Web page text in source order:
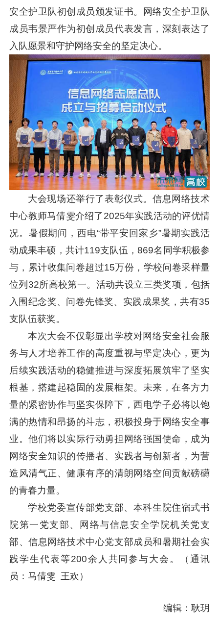
安全护卫队初创成员颁发证书。网络安全护卫队
成员韦景严作为初创成员代表发言，深刻表达了
入队愿景和守护网络安全的坚定决心。
大会现场还举行了表彰仪式。信息网络技术
中心教师马倩雯介绍了2025年实践活动的评优情
况。暑假期间，西电“带平安回家乡”暑期实践活
动成果丰硕，共计119支队伍，869名同学积极参
与，累计收集问卷超过15万份，学校问卷采样量
位列32所高校第一。活动共设立三类奖项，包括
入围纪念奖、问卷先锋奖、实践成果奖，共有35
支队伍获奖。
本次大会不仅彰显出学校对网络安全社会服
务与人才培养工作的高度重视与坚定决心，更为
后续实践活动的稳健推进与深度拓展筑牢了坚实
根基，搭建起稳固的发展框架。未来，在各方力
量的紧密协作与坚实保障下，西电学子必将以饱
满的热情和昂扬的斗志，积极投身于网络安全事
业。他们将以实际行动勇担网络强国使命，成为
网络安全知识的传播者、实践者与创新者，为营
造风清气正、健康有序的清朗网络空间贡献磅礴
的青春力量。
学校党委宣传部党支部、本科生院住宿式书
院第一党支部、网络与信息安全学院机关党支
部、信息网络技术中心党支部成员和暑期社会实
践学生代表等200余人共同参与大会。（通讯
员：马倩雯 王欢）
编辑：耿玥